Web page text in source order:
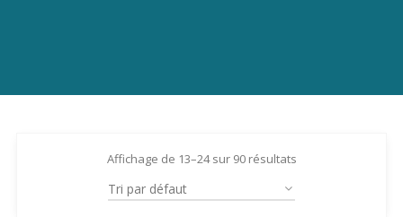
Affichage de 13–24 sur 90 résultats